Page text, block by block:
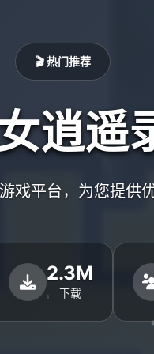
🎬 热门推荐
逍遥
戏平台，为您提供
2.3M
下载